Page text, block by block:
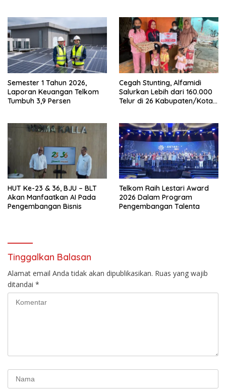
Semester 1 Tahun 2026,
Laporan Keuangan Telkom
Tumbuh 3,9 Persen
Cegah Stunting, Alfamidi
Salurkan Lebih dari 160.000
Telur di 26 Kabupaten/Kota
HUT Ke-23 & 36, BJU – BLT
Akan Manfaatkan AI Pada
Pengembangan Bisnis
Telkom Raih Lestari Award
2026 Dalam Program
Pengembangan Talenta
Tinggalkan Balasan
Alamat email Anda tidak akan dipublikasikan. Ruas yang wajib
ditandai *